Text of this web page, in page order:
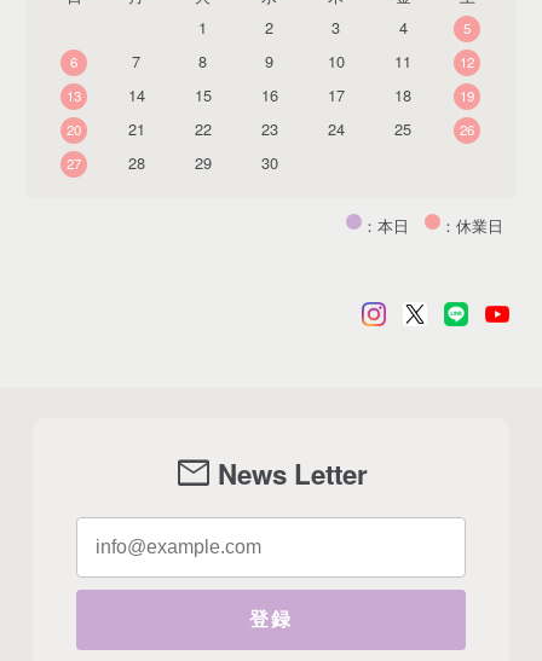
1
2 3 4
5
6
7 8 9 10 11
12
13
14 15 16 17 18
19
20
21 22 23 24 25
26
27
28 29 30
：本日 ：休業日
mail News Letter
登録